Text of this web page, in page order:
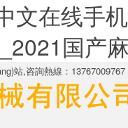
文在线手
国产
站,咨詢熱線：13767009767